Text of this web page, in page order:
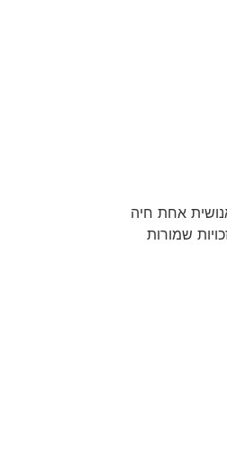
אחת חיה
שמורות